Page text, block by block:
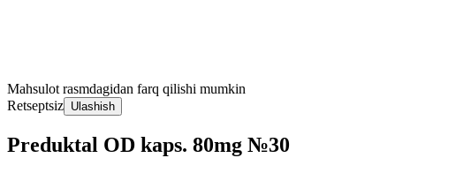
Mahsulot rasmdagidan farq qilishi mumkin
Retseptsiz Ulashish
Preduktal OD kaps. 80mg №30